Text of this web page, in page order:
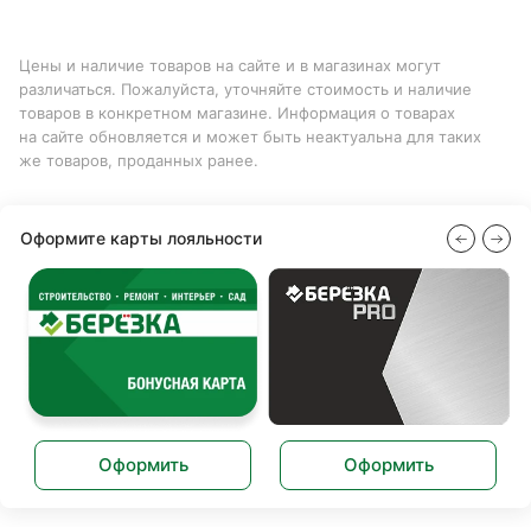
Цены и наличие товаров на сайте и в магазинах могут
различаться. Пожалуйста, уточняйте стоимость и наличие
товаров в конкретном магазине. Информация о товарах
на сайте обновляется и может быть неактуальна для таких
же товаров, проданных ранее.
Оформите карты лояльности
Оформить Оформить